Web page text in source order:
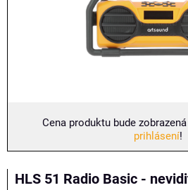
Cena produktu bude
prihlásení!
HLS 51 Radio Basic -